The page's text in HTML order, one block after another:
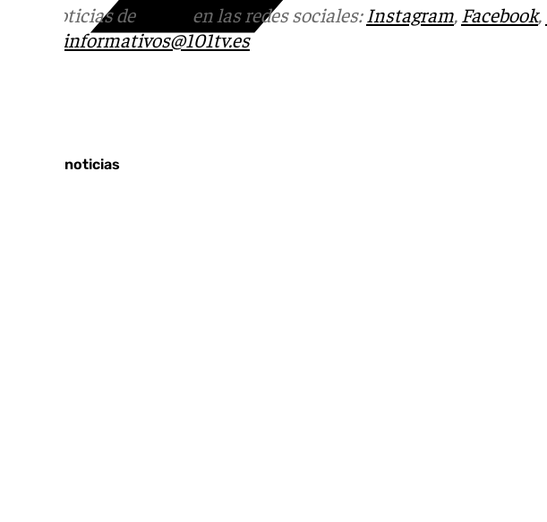
Más noticias de en las redes sociales: Instagram, Facebook,
informativos@101tv.es
Últimas noticias